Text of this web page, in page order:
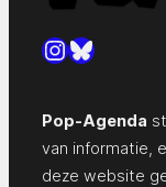
Instagram
Bluesky
Pop-Agenda
van informatie,
deze website